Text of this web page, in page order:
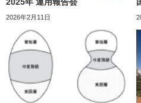
2025年 運用報告会
2026年2月11日